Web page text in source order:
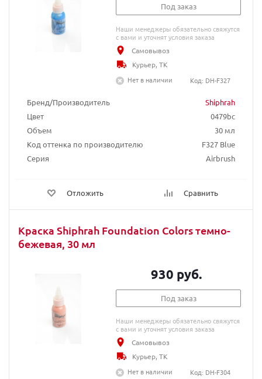
Бренд/Производитель
Shiphrah
Цвет
0479bc
Объем
30 мл
Код оттенка по производителю
F327 Blue
Серия
Airbrush
Отложить Сравнить
Под заказ
Наши менеджеры обязательно свяжутся
с вами и уточнят условия заказа
Самовывоз
Курьер, ТК
Нет в наличии
Код: DH-F327
Краска Shiphrah Foundation Colors темно-
бежевая, 30 мл
930 руб.
Под заказ
Наши менеджеры обязательно свяжутся
с вами и уточнят условия заказа
Самовывоз
Курьер, ТК
Нет в наличии
Код: DH-F304